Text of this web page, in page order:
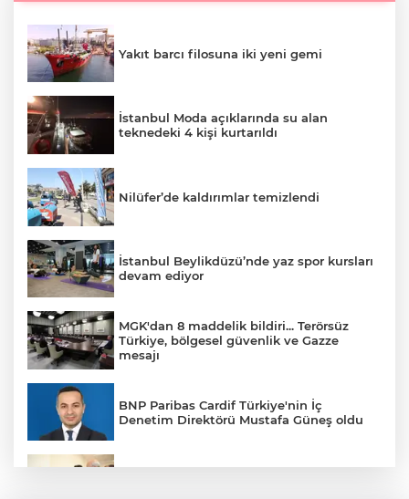
Yakıt barcı filosuna iki yeni gemi
İstanbul Moda açıklarında su alan
teknedeki 4 kişi kurtarıldı
Nilüfer’de kaldırımlar temizlendi
İstanbul Beylikdüzü’nde yaz spor kursları
devam ediyor
MGK'dan 8 maddelik bildiri... Terörsüz
Türkiye, bölgesel güvenlik ve Gazze
mesajı
BNP Paribas Cardif Türkiye'nin İç
Denetim Direktörü Mustafa Güneş oldu